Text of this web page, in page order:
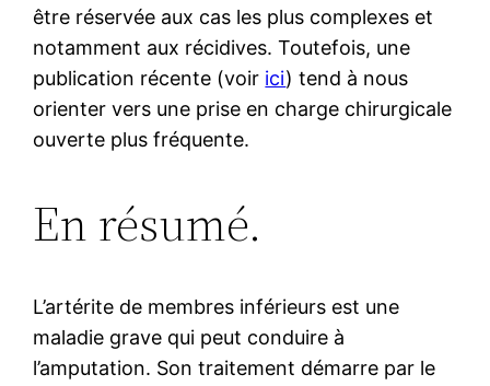
être réservée aux cas les plus complexes et
notamment aux récidives. Toutefois, une
publication récente (voir ici) tend à nous
orienter vers une prise en charge chirurgicale
ouverte plus fréquente.
En résumé.
L’artérite de membres inférieurs est une
maladie grave qui peut conduire à
l’amputation. Son traitement démarre par le